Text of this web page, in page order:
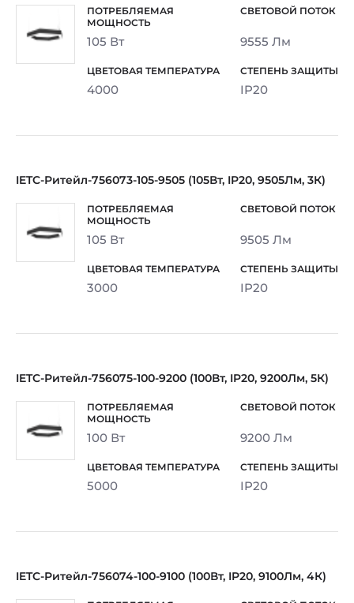
105 Вт 9555 Лм
4000 IP20
IETC-Ритейл-756073-105-9505 (105Вт, IP20, 9505Лм, 3К)
105 Вт 9505 Лм
3000 IP20
IETC-Ритейл-756075-100-9200 (100Вт, IP20, 9200Лм, 5К)
100 Вт 9200 Лм
5000 IP20
IETC-Ритейл-756074-100-9100 (100Вт, IP20, 9100Лм, 4К)